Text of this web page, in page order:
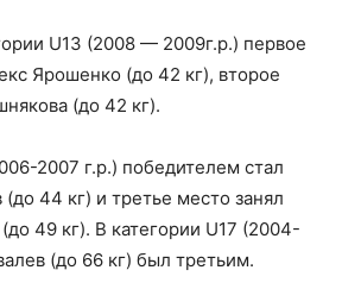
U13 (2008 — 2009г.р.) первое
Ярошенко (до 42 кг), второе
(до 42 кг).
2007 г.р.) победителем стал
44 кг) и третье место занял
49 кг). В категории U17 (2004-
(до 66 кг) был третьим.